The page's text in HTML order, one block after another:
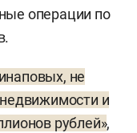
49,8
62
операции по
не
и
рублей»,